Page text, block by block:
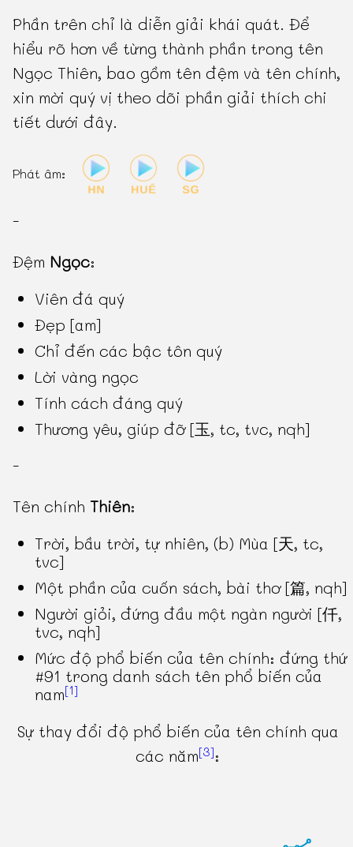
Phần trên chỉ là diễn giải khái quát. Để
hiểu rõ hơn về từng thành phần trong tên
Ngọc Thiên, bao gồm tên đệm và tên chính,
xin mời quý vị theo dõi phần giải thích chi
tiết dưới đây.
Phát âm:
-
Đệm Ngọc:
Viên đá quý
Đẹp [am]
Chỉ đến các bậc tôn quý
Lời vàng ngọc
Tính cách đáng quý
Thương yêu, giúp đỡ [玉, tc, tvc, nqh]
-
Tên chính Thiên:
Trời, bầu trời, tự nhiên, (b) Mùa [天, tc,
tvc]
Một phần của cuốn sách, bài thơ [篇, nqh]
Người giỏi, đứng đầu một ngàn người [仟,
tvc, nqh]
Mức độ phổ biến của tên chính: đứng thứ
#91 trong danh sách tên phổ biến của
nam[1]
Sự thay đổi độ phổ biến của tên chính qua
các năm[3]: